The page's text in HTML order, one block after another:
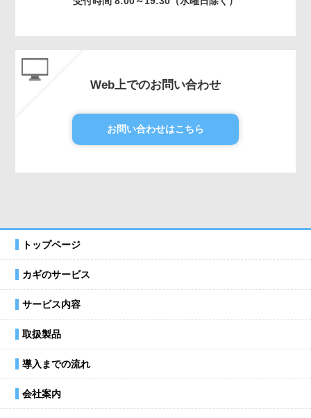
Web上でのお問い合わせ
お問い合わせはこちら
トップページ
カギのサービス
サービス内容
取扱製品
導入までの流れ
会社案内